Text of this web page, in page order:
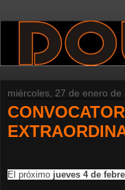
miércoles, 27 de enero de
El próximo jueves 4 de